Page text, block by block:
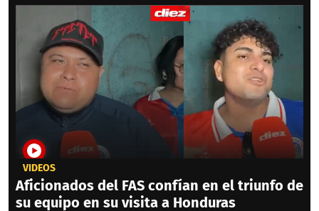
VIDEOS
Aficionados del FAS confían en el triunfo de
su equipo en su visita a Honduras